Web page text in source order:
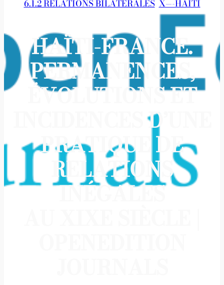
6.1.2 RELATIONS BILATÉRALES, X—-HAÏTI
HAÏTI-FRANCE.
PERMANENCES,
ÉVOLUTIONS ET
INCIDENCES D’UNE
PRATIQUE DE
RELATIONS
INÉGALES